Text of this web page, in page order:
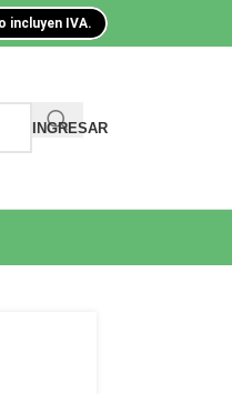
incluyen IVA.
INGRESAR